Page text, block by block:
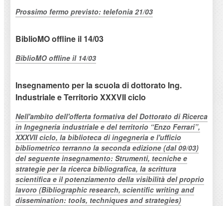
Prossimo fermo previsto: telefonia 21/03
BiblioMO offline il 14/03
BiblioMO offline il 14/03
Insegnamento per la scuola di dottorato Ing.
Industriale e Territorio XXXVII ciclo
Nell'ambito dell'offerta formativa del Dottorato di Ricerca
in Ingegneria industriale e del territorio “Enzo Ferrari”,
XXXVII ciclo, la biblioteca di ingegneria e l'ufficio
bibliometrico terranno la seconda edizione (dal 09/03)
del seguente insegnamento: Strumenti, tecniche e
strategie per la ricerca bibliografica, la scrittura
scientifica e il potenziamento della visibilità del proprio
lavoro (Bibliographic research, scientific writing and
dissemination: tools, techniques and strategies)